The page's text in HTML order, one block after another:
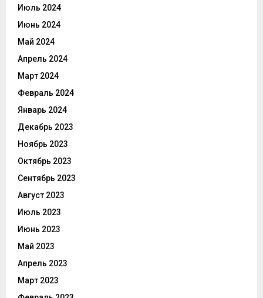
Июль 2024
Июнь 2024
Май 2024
Апрель 2024
Март 2024
Февраль 2024
Январь 2024
Декабрь 2023
Ноябрь 2023
Октябрь 2023
Сентябрь 2023
Август 2023
Июль 2023
Июнь 2023
Май 2023
Апрель 2023
Март 2023